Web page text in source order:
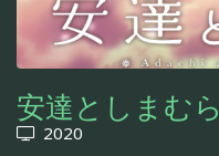
安達としまむら
2020